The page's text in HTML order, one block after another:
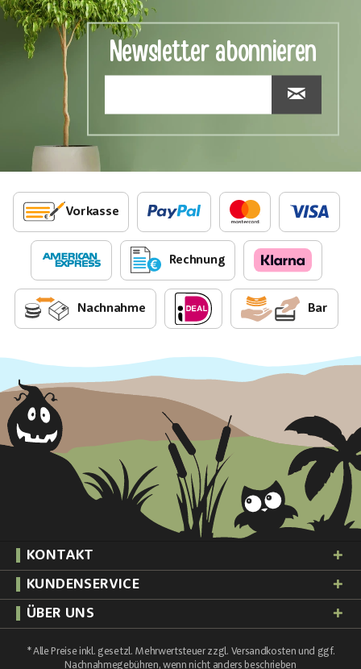
Newsletter abonnieren
Vorkasse
Rechnung
Nachnahme Bar
KONTAKT
KUNDENSERVICE
ÜBER UNS
* Alle Preise inkl. gesetzl. Mehrwertsteuer zzgl. Versandkosten und ggf.
Nachnahmegebühren, wenn nicht anders beschrieben